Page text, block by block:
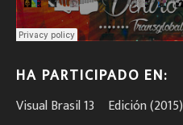
HA PARTICIPADO EN:
Visual Brasil 13º Edición (2015)